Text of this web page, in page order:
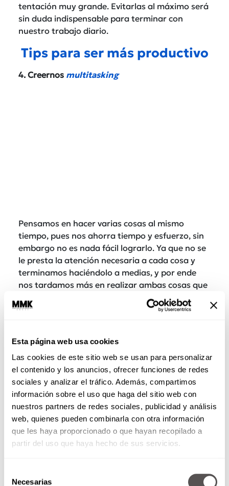
Esta página web usa cookies
Las cookies de este sitio web se usan para personalizar
el contenido y los anuncios, ofrecer funciones de redes
sociales y analizar el tráfico. Además, compartimos
información sobre el uso que haga del sitio web con
nuestros partners de redes sociales, publicidad y análisis
web, quienes pueden combinarla con otra información
que les haya proporcionado o que hayan recopilado a
partir del uso que haya hecho de sus servicios.
Necesarias
tentación muy grande. Evitarlas al máximo será
sin duda indispensable para terminar con
nuestro trabajo diario.
Tips para ser más productivo
4. Creernos multitasking
Pensamos en hacer varias cosas al mismo
tiempo, pues nos ahorra tiempo y esfuerzo, sin
embargo no es nada fácil lograrlo. Ya que no se
le presta la atención necesaria a cada cosa y
terminamos haciéndolo a medias, y por ende
nos tardamos más en realizar ambas cosas que
por separado. Es muy común creer que
podemos hablar por teléfono y contestar un
redacción del correo y no habremos puesto
mucha atención en la llamada telefónica.
5. El trabajo seguirá allí mañana